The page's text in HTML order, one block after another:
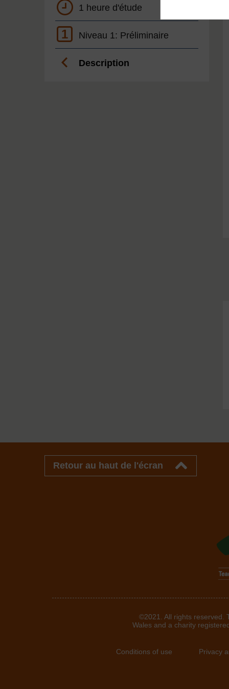
1 heure d'étude
1 Niveau 1: Préliminaire
Description
Retour au haut de l'écran
©2021. All rights reserved.
Wales and a charity
Conditions of use Privacy